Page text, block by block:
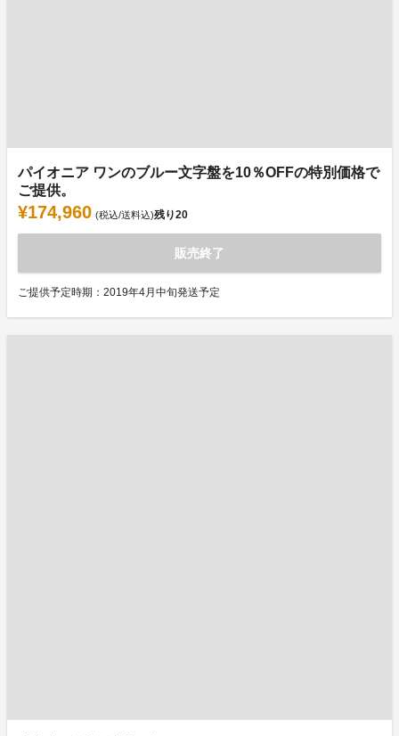
パイオニア ワンのブルー文字盤を10％OFFの特別価格で
ご提供。
¥174,960 (税込/送料込)残り20
販売終了
ご提供予定時期：2019年4月中旬発送予定